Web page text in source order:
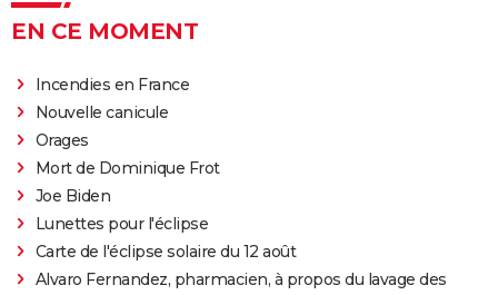
EN CE MOMENT
Incendies en France
Nouvelle canicule
Orages
Mort de Dominique Frot
Joe Biden
Lunettes pour l'éclipse
Carte de l'éclipse solaire du 12 août
Alvaro Fernandez, pharmacien, à propos du lavage des